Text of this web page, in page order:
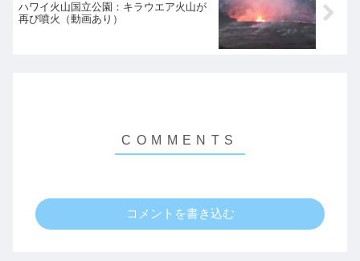
ハワイ火山国立公園：キラウエア火山が
再び噴火（動画あり）
コメントを書き込む